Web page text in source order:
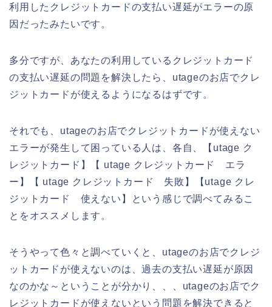
利用したクレジットカードの支払い遅延がエラーの原
因だったみたいです。
多分ですが、あなたの利用しているクレジットカード
の支払い遅延の問題を解決したら、utageのお店でクレ
ジットカードが使えるようになるはずです。
それでも、utageのお店でクレジットカードが使えない
エラーが発生して困っている人は、各自、【utage ク
レジットカード】【 utage クレジットカード エラ
ー】【 utage クレジットカード 失敗】【utage クレ
ジットカード 使えない】という感じで調べてみるこ
とをオススメします。
そうやって色々と調べていくと、utageのお店でクレジ
ットカードが使えないのは、過去の支払い遅延が原因
なのかな～ということが分かり、、、utageのお店でク
レジットカードが使えないという問題を解決できると